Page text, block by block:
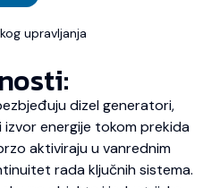
upravljanja
dizel generatori,
energije tokom prekida
aktiviraju u vanrednim
rada ključnih sistema.